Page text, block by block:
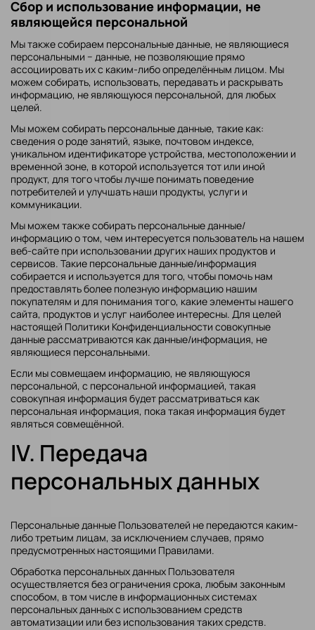
Сбор и использование информации, не
являющейся персональной
Мы также собираем персональные данные, не являющиеся
персональными − данные, не позволяющие прямо
ассоциировать их с каким-либо определённым лицом. Мы
можем собирать, использовать, передавать и раскрывать
информацию, не являющуюся персональной, для любых
целей.
Мы можем собирать персональные данные, такие как:
сведения о роде занятий, языке, почтовом индексе,
уникальном идентификаторе устройства, местоположении и
временной зоне, в которой используется тот или иной
продукт, для того чтобы лучше понимать поведение
потребителей и улучшать наши продукты, услуги и
коммуникации.
Мы можем также собирать персональные данные/
информацию о том, чем интересуется пользователь на нашем
веб-сайте при использовании других наших продуктов и
сервисов. Такие персональные данные/информация
собирается и используется для того, чтобы помочь нам
предоставлять более полезную информацию нашим
покупателям и для понимания того, какие элементы нашего
сайта, продуктов и услуг наиболее интересны. Для целей
настоящей Политики Конфиденциальности совокупные
данные рассматриваются как данные/информация, не
являющиеся персональными.
Если мы совмещаем информацию, не являющуюся
персональной, с персональной информацией, такая
совокупная информация будет рассматриваться как
персональная информация, пока такая информация будет
являться совмещённой.
IV. Передача
персональных данных
Персональные данные Пользователей не передаются каким-
либо третьим лицам, за исключением случаев, прямо
предусмотренных настоящими Правилами.
Обработка персональных данных Пользователя
осуществляется без ограничения срока, любым законным
способом, в том числе в информационных системах
персональных данных с использованием средств
автоматизации или без использования таких средств.